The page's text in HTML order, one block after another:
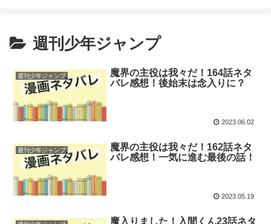
週刊少年ジャンプ
週刊少年ジャンプ
魔界の主役は我々だ！164話ネタ
バレ感想！後始末は念入りに？
2023.06.02
週刊少年ジャンプ
魔界の主役は我々だ！162話ネタ
バレ感想！一気に進む最後の話！
2023.05.19
魔入りました！入間くん23話ネタ